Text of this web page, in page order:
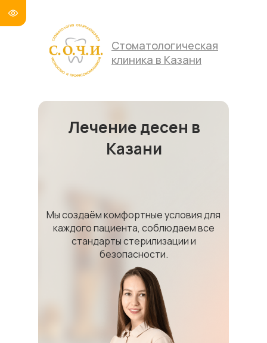
Стоматологическая
клиника в Казани
Лечение десен в
Казани
Мы создаём комфортные условия для
каждого пациента, соблюдаем все
стандарты стерилизации и
безопасности.